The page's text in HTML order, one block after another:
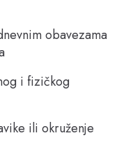
obavezama
i fizičkog
ili okruženje